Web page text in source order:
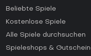
Beliebte Spiele
Kostenlose Spiele
Alle Spiele durchsuchen
Spieleshops &